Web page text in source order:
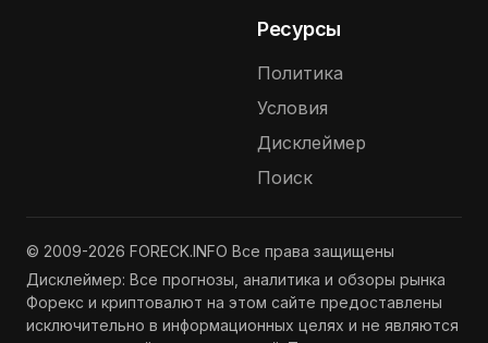
Ресурсы
Политика
Условия
Дисклеймер
Поиск
© 2009-2026 FORECK.INFO Все права защищены
Дисклеймер: Все прогнозы, аналитика и обзоры рынка
Форекс и криптовалют на этом сайте предоставлены
исключительно в информационных целях и не являются